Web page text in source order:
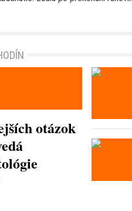
otázok